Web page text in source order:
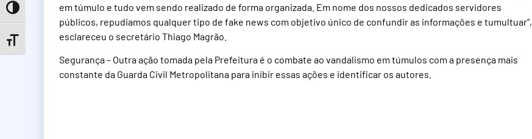
Toggle High Contrast
Toggle Font size
em túmulo e tudo vem sendo realizado de forma organizada. Em nome dos nossos dedicados servidores
públicos, repudiamos qualquer tipo de fake news com objetivo único de confundir as informações e tumultuar”,
esclareceu o secretário Thiago Magrão.
Segurança – Outra ação tomada pela Prefeitura é o combate ao vandalismo em túmulos com a presença mais
constante da Guarda Civil Metropolitana para inibir essas ações e identificar os autores.